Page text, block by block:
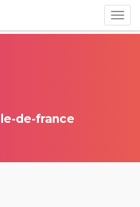
de-france